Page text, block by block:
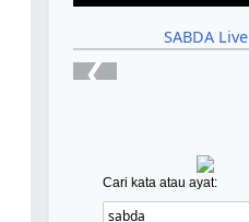
SABDA Live
❮
Cari kata atau ayat: